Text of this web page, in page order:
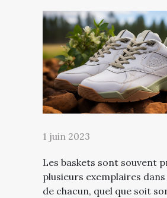
1 juin 2023
Les baskets sont souvent
plusieurs exemplaires
de chacun, quel que soit